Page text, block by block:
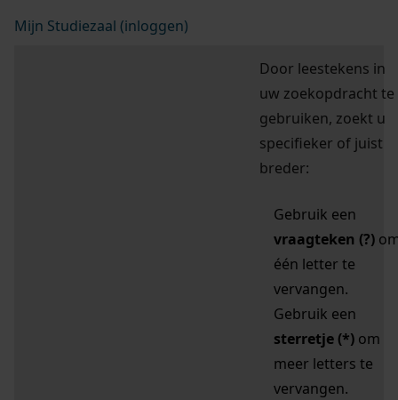
Mijn Studiezaal (inloggen)
Door leestekens in
uw zoekopdracht te
gebruiken, zoekt u
specifieker of juist
breder:
Gebruik een
vraagteken (?)
één letter te
vervangen.
Gebruik een
sterretje (*) om
meer letters te
vervangen.